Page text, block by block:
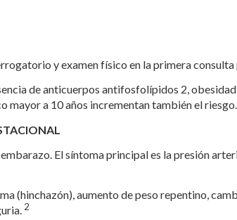
y examen físico en la primera
de anticuerpos antifosfolípidos 2,
mayor a 10 años incrementan también el riesgo.
El síntoma principal es la presión
(hinchazón), aumento de peso repentino,
2